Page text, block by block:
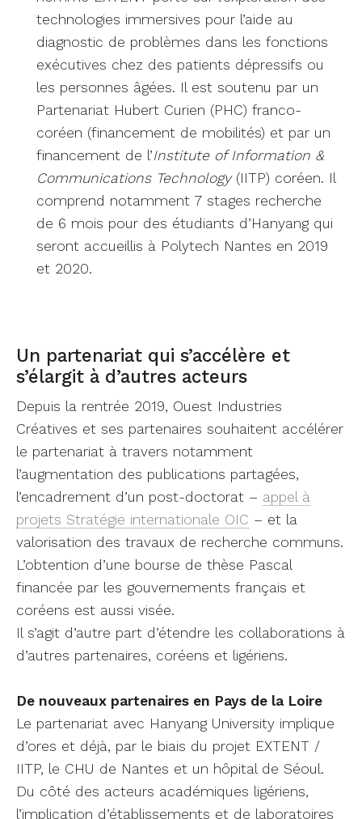
comprend notamment 7 stages recherche
de 6 mois pour des étudiants d’Hanyang qui
seront accueillis à Polytech Nantes en 2019
et 2020.
Un partenariat qui s’accélère et
s’élargit à d’autres acteurs
Depuis la rentrée 2019, Ouest Industries
Créatives et ses partenaires souhaitent accélérer
le partenariat à travers notamment
valorisation des travaux de recherche communs.
L’obtention d’une bourse de thèse Pascal
financée par les gouvernements français et
coréens est aussi visée.
Il s’agit d’autre part d’étendre les collaborations à
d’autres partenaires, coréens et ligériens.
De nouveaux partenaires en Pays de la Loire
Le partenariat avec Hanyang University implique
d’ores et déjà, par le biais du projet EXTENT /
IITP, le CHU de Nantes et un hôpital de Séoul.
Du côté des acteurs académiques ligériens,
l’implication d’établissements et de laboratoires
en art et design paraît tout à fait pertinente.
un enjeu d’importance pour les partenaires
coréens et ligériens. Le besoin commun
d’ouverture à des marchés internationaux et de
développement de l’innovation par des
approches expérientielles et interdisciplinaires
ouvre de nouvelles perspectives de